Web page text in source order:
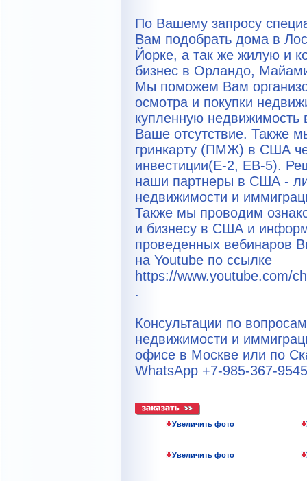
По Вашему запросу
Вам подобрать дома в
Йорке, а так же жилую и
бизнес в Орландо,
Мы поможем Вам
осмотра и покупки
купленную недвижимость
Ваше отсутствие. Также
гринкарту (ПМЖ) в США
инвестиции(E-2, EB-5).
наши партнеры в США -
недвижимости и
Также мы проводим
и бизнесу в США и
проведенных вебинаров
на Youtube по ссылке
https://www.youtube.com/
.
Консультации по
недвижимости и
офисе в Москве или по
WhatsApp +7-985-367-
Увеличить фото
Увеличить фото